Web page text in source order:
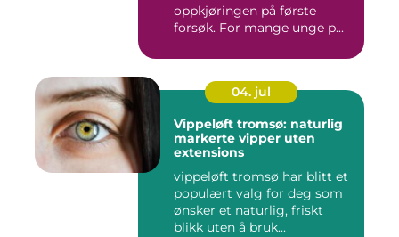
oppkjøringen på første
forsøk. For mange unge p...
04. jul
Vippeløft tromsø: naturlig
markerte vipper uten
extensions
vippeløft tromsø har blitt et
populært valg for deg som
ønsker et naturlig, friskt
blikk uten å bruk...